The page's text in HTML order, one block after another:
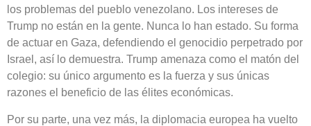
los problemas del pueblo venezolano. Los intereses de
Trump no están en la gente. Nunca lo han estado. Su forma
de actuar en Gaza, defendiendo el genocidio perpetrado por
Israel, así lo demuestra. Trump amenaza como el matón del
colegio: su único argumento es la fuerza y sus únicas
razones el beneficio de las élites económicas.
Por su parte, una vez más, la diplomacia europea ha vuelto